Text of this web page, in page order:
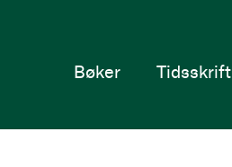
Hjem
Bøker Tidsskrift